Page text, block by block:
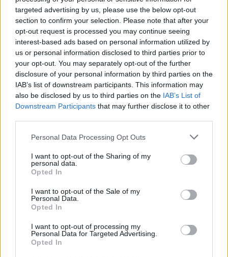
targeted advertising by us, please use the below opt-out
section to confirm your selection. Please note that after your
opt-out request is processed you may continue seeing
interest-based ads based on personal information utilized by
us or personal information disclosed to third parties prior to
your opt-out. You may separately opt-out of the further
disclosure of your personal information by third parties on the
IAB’s list of downstream participants. This information may
also be disclosed by us to third parties on the IAB’s List of
Downstream Participants that may further disclose it to other
Please note that this website/app uses one or more Google
not limited to your visit or usage behaviour. You may click to
grant or deny consent to Google and its third-party tags to
use your data for below specified purposes in below Google
consent section.
Personal Data Processing Opt Outs
I want to opt-out of the Sharing of my
personal data.
Opted In
I want to opt-out of the Sale of my
Personal Data.
Opted In
I want to opt-out of processing my
Personal Data for Targeted Advertising.
Opted In
Követem
#BELFÖLD #KARSAI DÁNIEL # ÉLETVÉGI
#DÖNTÉS #EUTANÁZIA #FIDESZ
Népszerű